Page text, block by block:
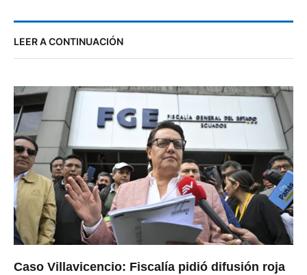
LEER A CONTINUACIÓN
Caso Villavicencio: Fiscalía pidió difusión roja